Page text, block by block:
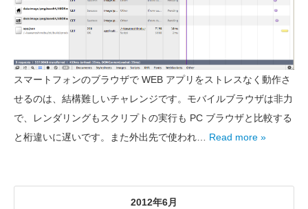
スマートフォンのブラウザで WEB アプリをストレスなく動作さ
せるのは、結構難しいチャレンジです。モバイルブラウザは非力
で、レンダリングもスクリプトの実行も PC ブラウザと比較する
と桁違いに遅いです。また外出先で使われ… Read more »
2012年6月